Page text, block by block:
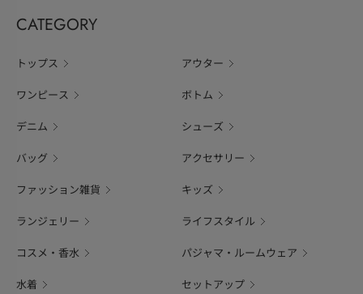
CATEGORY
トップス アウター
ワンピース ボトム
デニム シューズ
バッグ アクセサリー
ファッション雑貨 キッズ
ランジェリー ライフスタイル
コスメ・香水 パジャマ・ルームウェア
水着 セットアップ